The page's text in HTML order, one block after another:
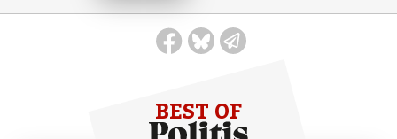
BEST OF